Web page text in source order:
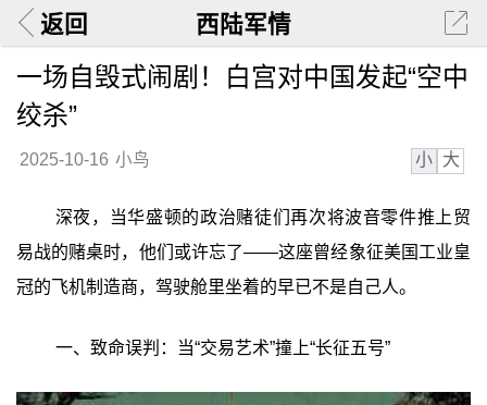
返回 西陆军情
一场自毁式闹剧！白宫对中国发起“空中
绞杀”
2025-10-16 小鸟 小 大
深夜，当华盛顿的政治赌徒们再次将波音零件推上贸
易战的赌桌时，他们或许忘了——这座曾经象征美国工业皇
冠的飞机制造商，驾驶舱里坐着的早已不是自己人。
一、致命误判：当“交易艺术”撞上“长征五号”